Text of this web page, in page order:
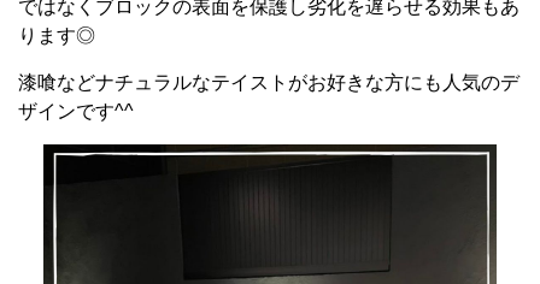
ではなくブロックの表面を保護し劣化を遅らせる効果もあ
ります◎
漆喰などナチュラルなテイストがお好きな方にも人気のデ
ザインです^^